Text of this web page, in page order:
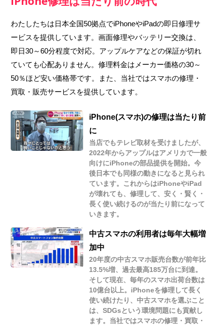
わたしたちは日本全国50拠点でiPhoneやiPadの即日修理サ
ービスを提供しています。画面修理やバッテリー交換は、
即日30～60分程度で対応。アップルケアなどの保証が切れ
ていても心配ありません。修理料金はメーカー価格の30～
50％ほど安い価格帯です。また、当社ではスマホの修理・
買取・販売サービスを提供しています。
iPhone(スマホ)の修理は当たり前
に
当店でもテレビ取材を受けましたが、
2022年からアップルはアメリカで一般
向けにiPhoneの部品提供を開始。今
後日本でも同様の動きになると見られ
ています。これからはiPhoneやiPad
が壊れても、修理して、安く・賢く・
長く使い続けるのが当たり前になって
いきます。
中古スマホの利用者は毎年大幅増
加中
20年度の中古スマホ販売台数が前年比
13.5%増、過去最高185万台に到達。
そして現在、毎年のスマホ出荷台数は
10億台以上。iPhoneを修理して長く
使い続けたり、中古スマホを選ぶこと
は、SDGsという環境問題にも貢献し
ます。当社ではスマホの修理・買取・